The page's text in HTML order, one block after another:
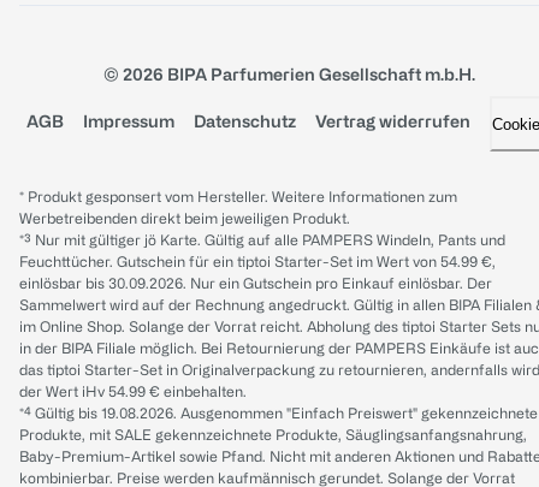
© 2026 BIPA Parfumerien Gesellschaft m.b.H.
AGB Impressum Datenschutz Vertrag widerrufen
* Produkt gesponsert vom Hersteller. Weitere Informationen zum
Werbetreibenden direkt beim jeweiligen Produkt.
*³ Nur mit gültiger jö Karte. Gültig auf alle PAMPERS Windeln, Pants und
Feuchttücher. Gutschein für ein tiptoi Starter-Set im Wert von 54.99 €,
einlösbar bis 30.09.2026. Nur ein Gutschein pro Einkauf einlösbar. Der
Sammelwert wird auf der Rechnung angedruckt. Gültig in allen BIPA Filialen
im Online Shop. Solange der Vorrat reicht. Abholung des tiptoi Starter Sets
in der BIPA Filiale möglich. Bei Retournierung der PAMPERS Einkäufe ist
das tiptoi Starter-Set in Originalverpackung zu retournieren, andernfalls wird
der Wert iHv 54.99 € einbehalten.
*⁴ Gültig bis 19.08.2026. Ausgenommen "Einfach Preiswert" gekennzeichnete
Produkte, mit SALE gekennzeichnete Produkte, Säuglingsanfangsnahrung,
Baby-Premium-Artikel sowie Pfand. Nicht mit anderen Aktionen und
kombinierbar. Preise werden kaufmännisch gerundet. Solange der Vorrat